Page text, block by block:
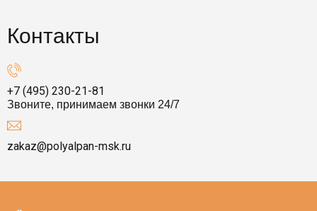
Контакты
+7 (495) 230-21-81
Звоните, принимаем звонки 24/7
zakaz@polyalpan-msk.ru